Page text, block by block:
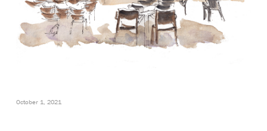
October 1, 2021